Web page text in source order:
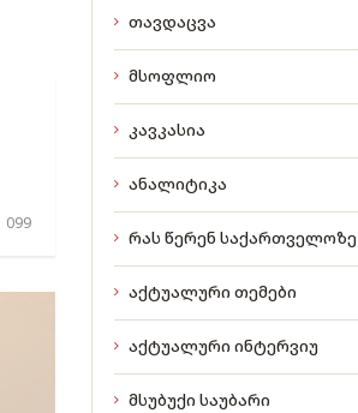
099
თავდაცვა
მსოფლიო
კავკასია
ანალიტიკა
რას წერენ საქართველოზე
აქტუალური თემები
აქტუალური ინტერვიუ
მსუბუქი საუბარი